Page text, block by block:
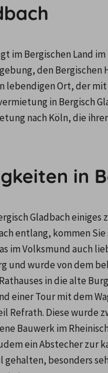
im Bergischen Land
den Bergischen
lebendigen Ort, der
in Bergisch
nach Köln, die
in
Gladbach einiges
entlang, kommen
im Volksmund auch
und wurde von dem
in die alte
einer Tour mit dem
Diese wurde
Bauwerk im
ein Abstecher zur
besonders